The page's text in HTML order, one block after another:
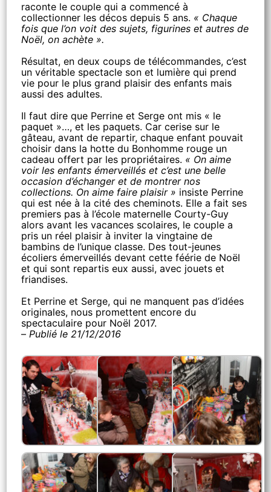
raconte le couple qui a commencé à
collectionner les décos depuis 5 ans. « Chaque
fois que l’on voit des sujets, figurines et autres de
Noël, on achète ».
Résultat, en deux coups de télécommandes, c’est
un véritable spectacle son et lumière qui prend
vie pour le plus grand plaisir des enfants mais
aussi des adultes.
Il faut dire que Perrine et Serge ont mis « le
paquet »…, et les paquets. Car cerise sur le
gâteau, avant de repartir, chaque enfant pouvait
choisir dans la hotte du Bonhomme rouge un
cadeau offert par les propriétaires. « On aime
voir les enfants émerveillés et c’est une belle
occasion d’échanger et de montrer nos
collections. On aime faire plaisir » insiste Perrine
qui est née à la cité des cheminots. Elle a fait ses
premiers pas à l’école maternelle Courty-Guy
alors avant les vacances scolaires, le couple a
pris un réel plaisir à inviter la vingtaine de
bambins de l’unique classe. Des tout-jeunes
écoliers émerveillés devant cette féérie de Noël
et qui sont repartis eux aussi, avec jouets et
friandises.
Et Perrine et Serge, qui ne manquent pas d’idées
originales, nous promettent encore du
spectaculaire pour Noël 2017.
–Publié le 21/12/2016